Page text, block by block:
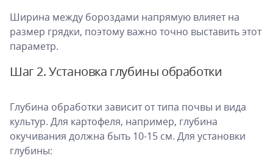
Ширина между бороздами напрямую влияет на
размер грядки, поэтому важно точно выставить этот
параметр.
Шаг 2. Установка глубины обработки
Глубина обработки зависит от типа почвы и вида
культур. Для картофеля, например, глубина
окучивания должна быть 10-15 см. Для установки
глубины: